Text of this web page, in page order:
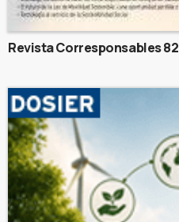
Revista Corresponsables 82